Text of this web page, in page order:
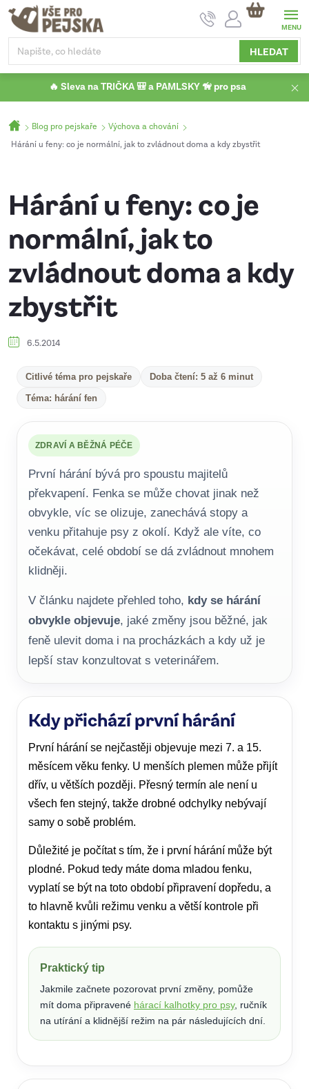
Přejít
obsah
HLEDAT
NÁKUPNÍ
KOŠÍK
🔥 Sleva na TRIČKA 🎒 a PAMLSKY 🦮 pro psa
Domů
Blog pro pejskaře
Výchova a chování
Hárání u feny: co je normální, jak to zvládnout doma a kdy zbystřit
Hárání u feny: co je
normální, jak to
zvládnout doma a kdy
zbystřit
6.5.2014
Citlivé téma pro pejskaře Doba čtení: 5 až 6 minut
Téma: hárání fen
ZDRAVÍ A BĚŽNÁ PÉČE
První hárání bývá pro spoustu majitelů
překvapení. Fenka se může chovat jinak než
obvykle, víc se olizuje, zanechává stopy a
venku přitahuje psy z okolí. Když ale víte, co
očekávat, celé období se dá zvládnout mnohem
klidněji.
V článku najdete přehled toho, kdy se hárání
obvykle objevuje, jaké změny jsou běžné, jak
feně ulevit doma i na procházkách a kdy už je
lepší stav konzultovat s veterinářem.
Kdy přichází první hárání
První hárání se nejčastěji objevuje mezi 7. a 15.
měsícem věku fenky. U menších plemen může přijít
dřív, u větších později. Přesný termín ale není u
všech fen stejný, takže drobné odchylky nebývají
samy o sobě problém.
Důležité je počítat s tím, že i první hárání může být
plodné. Pokud tedy máte doma mladou fenku,
vyplatí se být na toto období připravení dopředu, a
to hlavně kvůli režimu venku a větší kontrole při
kontaktu s jinými psy.
Praktický tip
Jakmile začnete pozorovat první změny, pomůže
mít doma připravené hárací kalhotky pro psy, ručník
na utírání a klidnější režim na pár následujících dní.